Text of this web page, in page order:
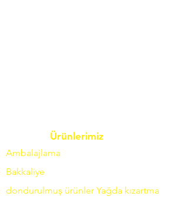
Ürünlerimiz
Ambalajlama
Bakkaliye
dondurulmuş ürünler Yağda kızartma